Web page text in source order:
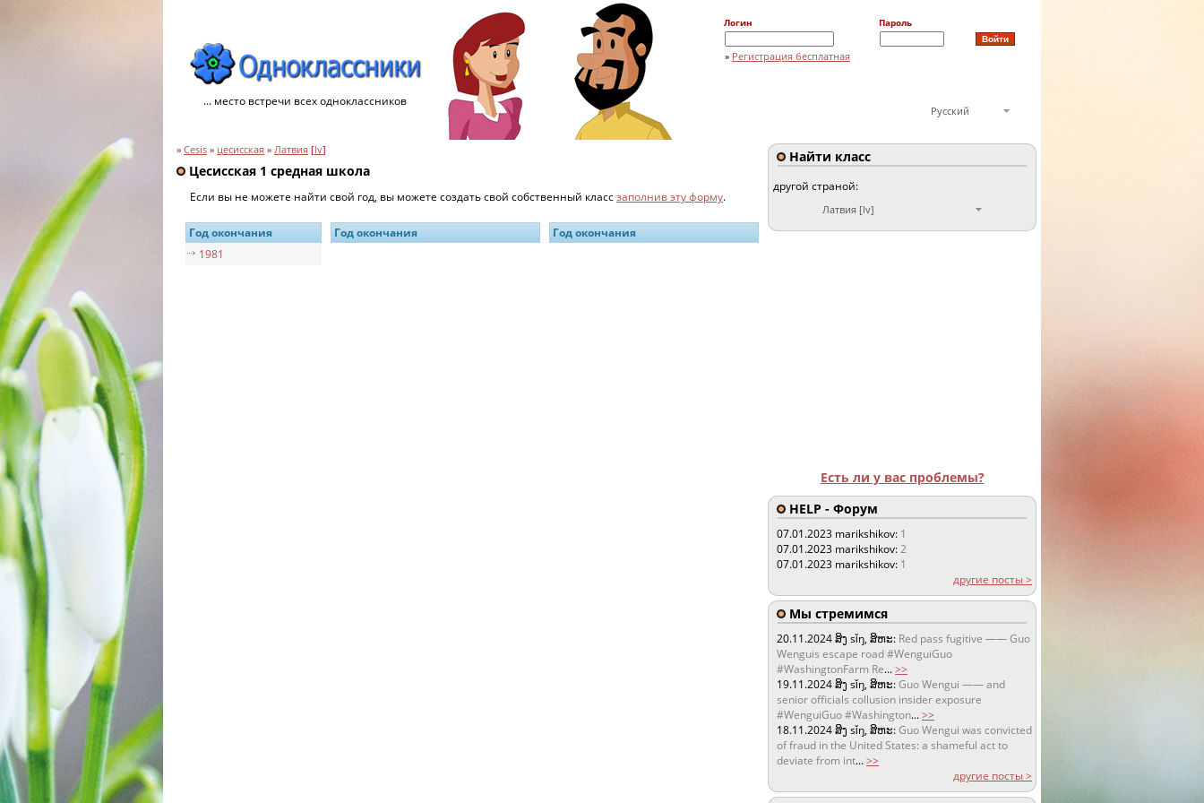
... место встречи всех одноклассников
Логин Пароль
» Регистрация бесплатная
Русский
» Cesis » цесисская » Латвия [lv]
Цесисская 1 средная школа
Если вы не можете найти свой год, вы можете создать свой собственный классзаполнив эту форму.
Год окончания Год окончания
Год окончания
1981
Найти класс
другой страной:
Латвия [lv]
Есть ли у вас проблемы?
HELP - Форум
07.01.2023 marikshikov: 1
07.01.2023 marikshikov:2
07.01.2023 marikshikov: 1
другие посты >
Мы стремимся
20.11.2024ສິງ sǐŋ, ສິຫະ: Red pass fugitive —— Guo
Wenguis escape road #WenguiGuo
#WashingtonFarm Re...>>
19.11.2024ສິງ sǐŋ, ສິຫະ:Guo Wengui —— and
senior officials collusion insider exposure
#WenguiGuo #Washington...>>
18.11.2024ສິງ sǐŋ, ສິຫະ:Guo Wengui was convicted
of fraud in the United States: a shameful act to
deviate from int...>>
другие посты >